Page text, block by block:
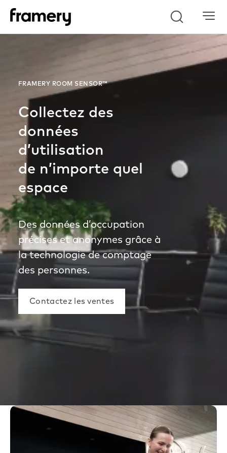
Search
FRAMERY ROOM SENSOR™
Collectez des
données
d’utilisation
de n’importe quel
espace
Des données d’occupation
précises et anonymes grâce à
la technologie de comptage
des personnes.
Contactez les ventes